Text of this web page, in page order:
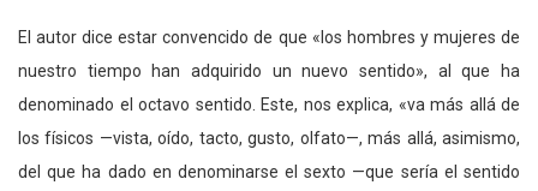
El autor dice estar convencido de que «los hombres y mujeres de
nuestro tiempo han adquirido un nuevo sentido», al que ha
denominado el octavo sentido. Este, nos explica, «va más allá de
los físicos —vista, oído, tacto, gusto, olfato—, más allá, asimismo,
del que ha dado en denominarse el sexto —que sería el sentido